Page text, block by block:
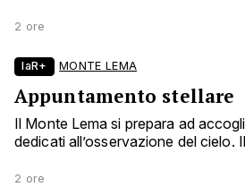
2 ore
laR+ MONTE LEMA
Appuntamento stellare
Il Monte Lema si prepara ad
dedicati all’osservazione del cielo.
2 ore